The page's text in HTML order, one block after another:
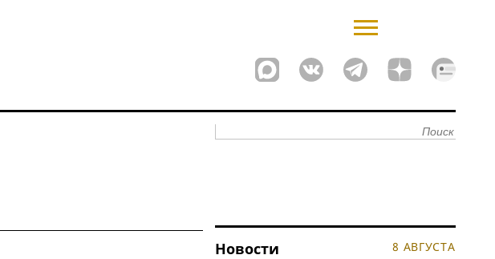
Новости 8 АВГУСТА